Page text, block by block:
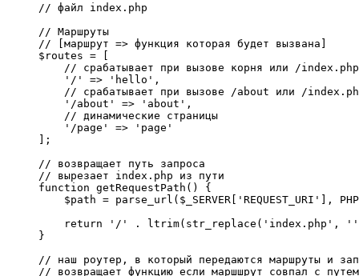
// файл index.php
// Маршруты
// [маршрут => функция которая будет вызвана]
$routes = [
    // срабатывает при вызове корня или /index.php
    '/' => 'hello',
// срабатывает при вызове /about или /
    '/about' => 'about',
    // динамические страницы
    '/page' => 'page'
];
// возвращает путь запроса
// вырезает index.php из пути
function getRequestPath() {
$path = parse_url($_SERVER['REQUEST_URI'],
return '/' . ltrim(str_replace('index.php',
}
// наш роутер, в который передаются маршруты и
// возвращает функцию если маршшрут совпал с путем